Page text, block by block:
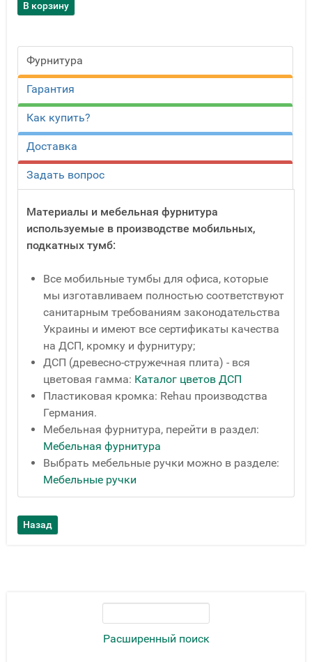
Расширенный поиск
Фурнитура
Гарантия
Как купить?
Доставка
Задать вопрос
Материалы и мебельная фурнитура
используемые в производстве мобильных,
подкатных тумб:
Все мобильные тумбы для офиса, которые
мы изготавливаем полностью соответствуют
санитарным требованиям законодательства
Украины и имеют все сертификаты качества
на ДСП, кромку и фурнитуру;
ДСП (древесно-стружечная плита) - вся
цветовая гамма: Каталог цветов ДСП
Пластиковая кромка: Rehau производства
Германия.
Мебельная фурнитура, перейти в раздел:
Мебельная фурнитура
Выбрать мебельные ручки можно в разделе:
Мебельные ручки